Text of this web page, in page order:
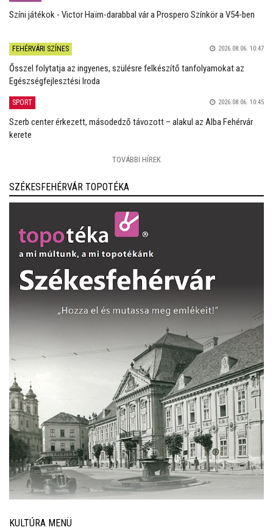
Színi játékok - Victor Haïm-darabbal vár a Prospero Színkör a V54-ben
FEHÉRVÁRI SZÍNES 2026.08.06. 10:47
Ősszel folytatja az ingyenes, szülésre felkészítő tanfolyamokat az
Egészségfejlesztési Iroda
SPORT 2026.08.06. 10:45
Szerb center érkezett, másodedző távozott – alakul az Alba Fehérvár
kerete
TOVÁBBI HÍREK
SZÉKESFEHÉRVÁR TOPOTÉKA
KULTÚRA MENÜ